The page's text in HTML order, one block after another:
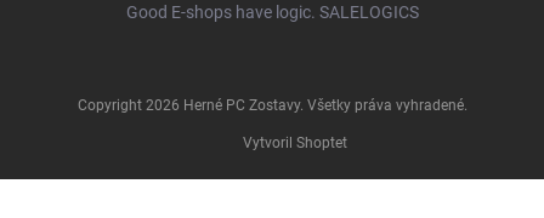
Good E-shops have logic. SALELOGICS
Vytvoril Shoptet
Copyright 2026 Herné PC Zostavy. Všetky práva vyhradené.